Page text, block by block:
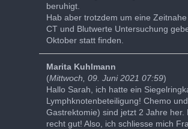
beruhigt.
Hab aber trotzdem um eine Zeitnahe
CT und Blutwerte Untersuchung
Oktober statt finden.
Marita Kuhlmann
(Mittwoch, 09. Juni 2021 07:59)
Hallo Sarah, ich hatte ein
Lymphknotenbeteiligung! Chemo
Gastrektomie) sind jetzt 2 Jahre her.
recht gut! Also, ich schliesse mich